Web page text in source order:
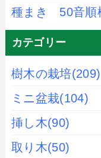
種まき 50音順
カテゴリー
樹木の栽培(209)
ミニ盆栽(104)
挿し木(90)
取り木(50)